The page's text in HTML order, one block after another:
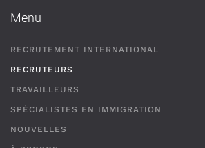
Menu
RECRUTEMENT INTERNATIONAL
RECRUTEURS
TRAVAILLEURS
SPÉCIALISTES EN IMMIGRATION
NOUVELLES